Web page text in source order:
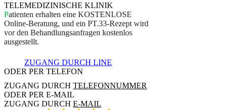
TELEMEDIZINISCHE KLINIK
Patienten erhalten eine KOSTENLOSE
Online-Beratung, und ein PT.33-Rezept wird
vor den Behandlungsanfragen kostenlos
ausgestellt.
ZUGANG DURCH LINE
ODER PER TELEFON
ZUGANG DURCH TELEFONNUMMER
ODER PER E-MAIL
ZUGANG DURCH E-MAIL